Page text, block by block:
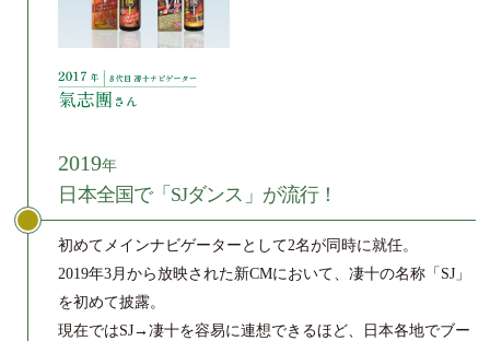
2019年
日本全国で「SJダンス」が流行！
初めてメインナビゲーターとして2名が同時に就任。
2019年3月から放映された新CMにおいて、凄十の名称「SJ」
を初めて披露。
現在ではSJ→凄十を容易に連想できるほど、日本各地でブー